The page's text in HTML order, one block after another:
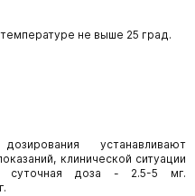
не выше 25 град.
устанавливают
клинической ситуации
суточная доза - 2.5-5 мг.